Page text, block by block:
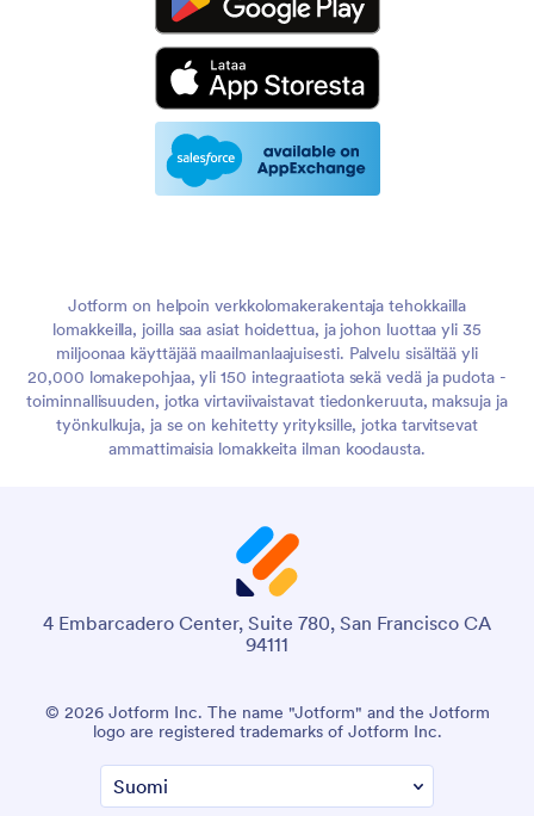
Jotform on helpoin verkkolomakerakentaja tehokkailla
lomakkeilla, joilla saa asiat hoidettua, ja johon luottaa yli 35
miljoonaa käyttäjää maailmanlaajuisesti. Palvelu sisältää yli
20,000 lomakepohjaa, yli 150 integraatiota sekä vedä ja pudota -
toiminnallisuuden, jotka virtaviivaistavat tiedonkeruuta, maksuja ja
työnkulkuja, ja se on kehitetty yrityksille, jotka tarvitsevat
ammattimaisia lomakkeita ilman koodausta.
4 Embarcadero Center, Suite 780, San Francisco CA
94111
© 2026 Jotform Inc. The name "Jotform" and the Jotform
logo are registered trademarks of Jotform Inc.